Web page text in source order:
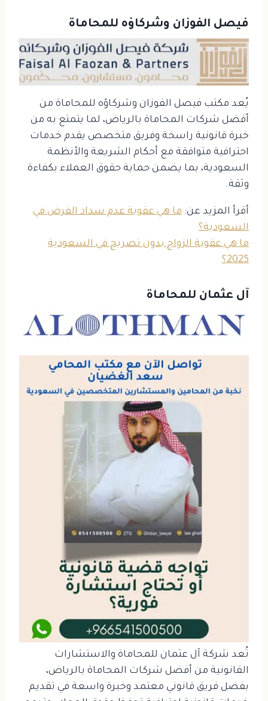
فيصل الفوزان وشركاؤه للمحاماة
يُعد مكتب فيصل الفوزان وشركاؤه للمحاماة من
أفضل شركات المحاماة بالرياض، لما يتمتع به من
خبرة قانونية راسخة وفريق متخصص يقدم خدمات
احترافية متوافقة مع أحكام الشريعة والأنظمة
السعودية، بما يضمن حماية حقوق العملاء بكفاءة
وثقة.
أقرأ المزيد عن: ما هي عقوبة عدم سداد القرض في
السعودية​؟
ما هي عقوبة الزواج بدون تصريح​ في السعودية
2025؟
آل عثمان للمحاماة
تُعد شركة آل عثمان للمحاماة والاستشارات
القانونية من أفضل شركات المحاماة بالرياض،
بفضل فريق قانوني معتمد وخبرة واسعة في تقديم